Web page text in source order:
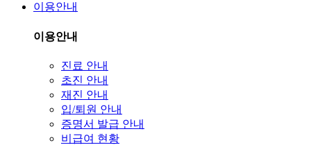
이용안내
이용안내
진료 안내
초진 안내
재진 안내
입/퇴원 안내
증명서 발급 안내
비급여 현황